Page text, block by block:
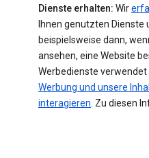
Dienste erhalten: Wir
Ihnen genutzten
beispielsweise dann,
ansehen, eine Website
Werbedienste
Werbung und unsere
interagieren. Zu diesen